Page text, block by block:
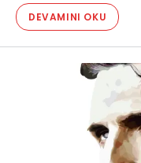
DEVAMINI OKU